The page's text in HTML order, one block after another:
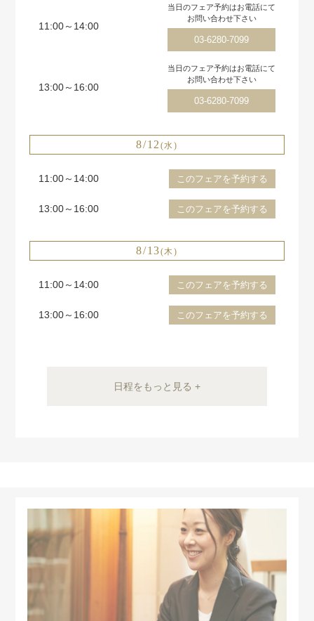
11:00～14:00
当日のフェア予約はお電話にて
お問い合わせ下さい
03-6280-7099
13:00～16:00
当日のフェア予約はお電話にて
お問い合わせ下さい
03-6280-7099
8/12 (水)
11:00～14:00 このフェアを予約する
13:00～16:00 このフェアを予約する
8/13(木)
11:00～14:00 このフェアを予約する
13:00～16:00 このフェアを予約する
日程をもっと見る +